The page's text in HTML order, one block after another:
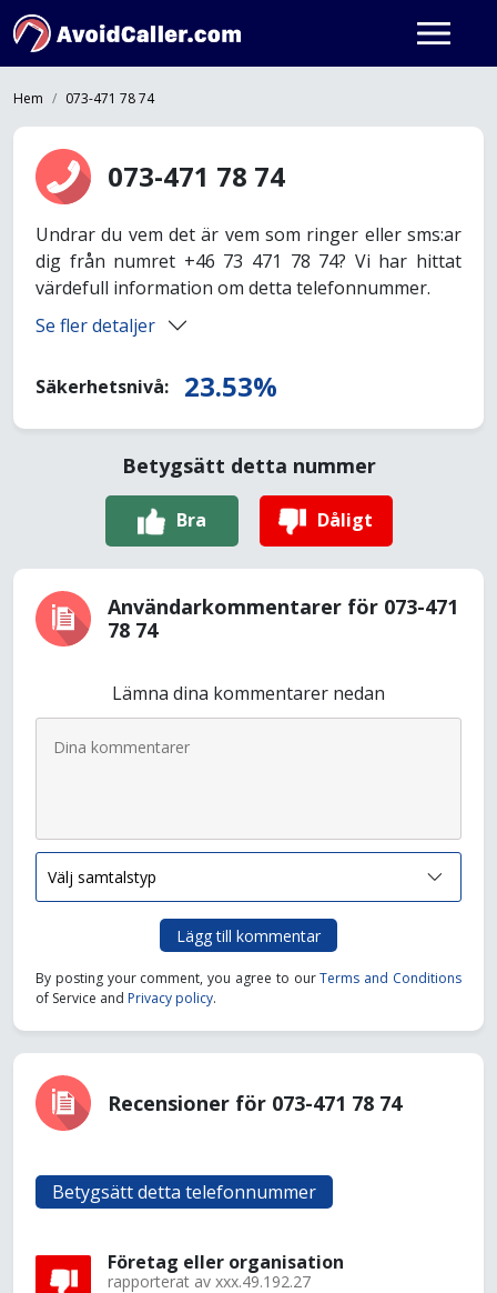
Hem 073-471 78 74
073-471 78 74
Undrar du vem det är vem som ringer eller sms:ar
dig från numret +46 73 471 78 74? Vi har hittat
värdefull information om detta telefonnummer.
Se fler detaljer
Säkerhetsnivå: 23.53%
Betygsätt detta nummer
Bra Dåligt
Användarkommentarer för 073-471
78 74
Lämna dina kommentarer nedan
Lägg till kommentar
By posting your comment, you agree to ourTerms and Conditions
of Service and Privacy policy.
Recensioner för 073-471 78 74
Betygsätt detta telefonnummer
Företag eller organisation
rapporterat av xxx.49.192.27